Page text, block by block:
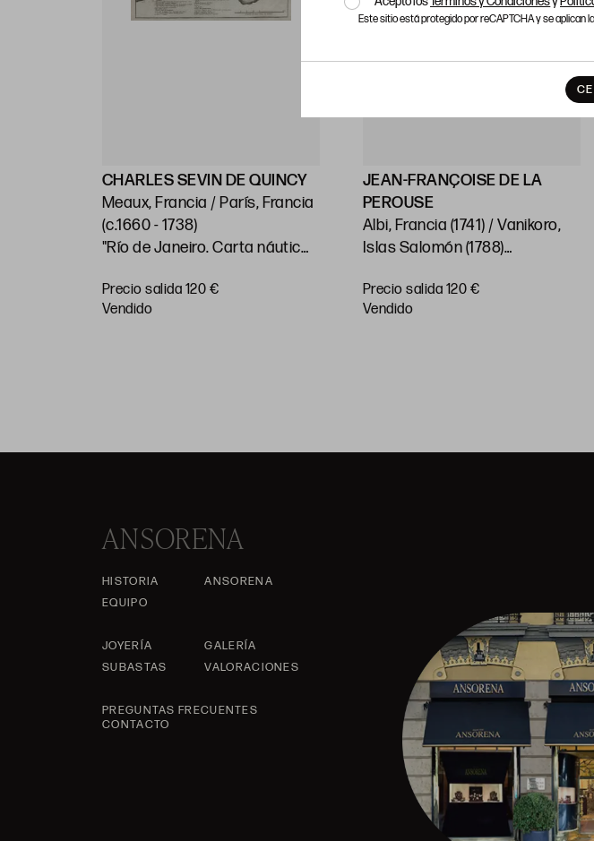
Este sitio está protegido por reCAPTCHA y se aplican la
CHARLES SEVIN DE QUINCY
Meaux, Francia / París, Francia
(c.1660 - 1738)
"Río de Janeiro. Carta náutica"
Huella: 21 x 28 cm; papel: 25,5 x
38,5 cm
Precio salida 120 €
vendido
JEAN-FRANÇOISE DE LA
PEROUSE
Albi, Francia (1741) / Vanikoro,
Islas Salomón (1788)
Pacífico y sus islas"
papel: 54 x 74 cm
Precio salida 120 €
vendido
ANSORENA
HISTORIA
ANSORENA
EQUIPO
JOYERÍA
GALERÍA
SUBASTAS
VALORACIONES
PREGUNTAS FRECUENTES
CONTACTO